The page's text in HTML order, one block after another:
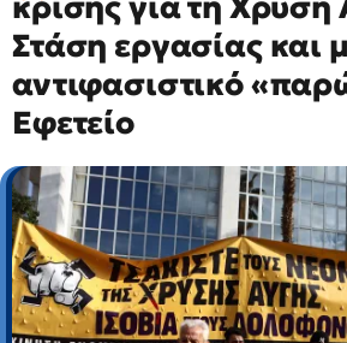
Στάση εργασίας και
αντιφασιστικό
Εφετείο